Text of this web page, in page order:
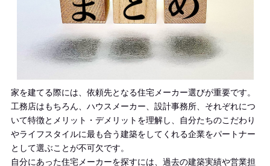
家を建てる際には、依頼先となる住宅メーカー選びが重要です。
工務店はもちろん、 ハウスメーカー、設計事務所、それぞれにつ
いて特徴とメリット・デメリットを理解し、自分たちのこだわり
やライフスタイルに最も合う建築をしてくれる企業をパートナー
として選ぶことが不可欠です。
自分にあった住宅メーカーを探すには、過去の建築実績や営業担